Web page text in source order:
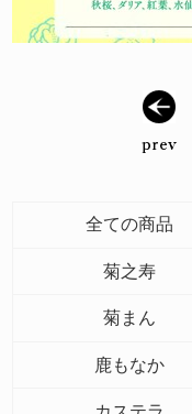
全ての商品
菊之寿
菊まん
鹿もなか